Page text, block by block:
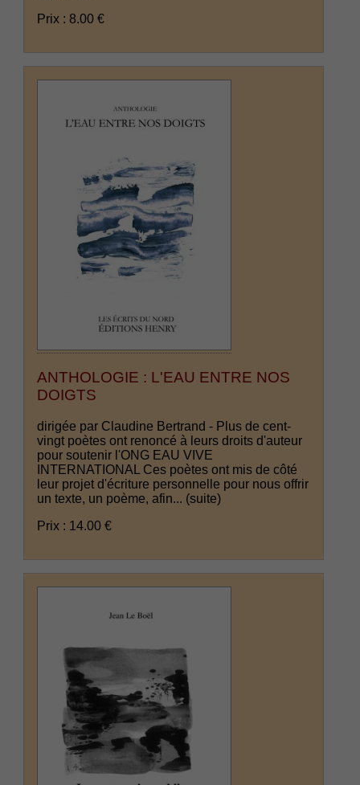
Prix : 8.00 €
ANTHOLOGIE : L'EAU ENTRE NOS
DOIGTS
dirigée par Claudine Bertrand - Plus de cent-
vingt poètes ont renoncé à leurs droits d'auteur
pour soutenir l'ONG EAU VIVE
INTERNATIONAL Ces poètes ont mis de côté
leur projet d'écriture personnelle pour nous offrir
un texte, un poème, afin... (suite)
Prix : 14.00 €